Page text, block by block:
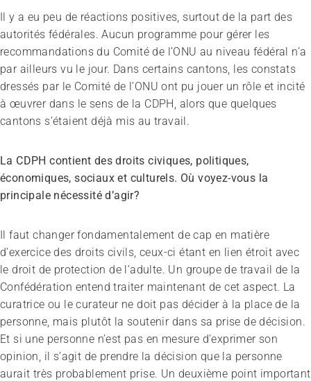
Il y a eu peu de réactions positives, surtout de la part des
autorités fédérales. Aucun programme pour gérer les
recommandations du Comité de l’ONU au niveau fédéral n’a
par ailleurs vu le jour. Dans certains cantons, les constats
dressés par le Comité de l’ONU ont pu jouer un rôle et incité
à œuvrer dans le sens de la CDPH, alors que quelques
cantons s’étaient déjà mis au travail.
La CDPH contient des droits civiques, politiques,
économiques, sociaux et culturels. Où voyez-vous la
principale nécessité d’agir?
Il faut changer fondamentalement de cap en matière
d’exercice des droits civils, ceux-ci étant en lien étroit avec
le droit de protection de l’adulte. Un groupe de travail de la
Confédération entend traiter maintenant de cet aspect. La
curatrice ou le curateur ne doit pas décider à la place de la
personne, mais plutôt la soutenir dans sa prise de décision.
Et si une personne n’est pas en mesure d’exprimer son
opinion, il s’agit de prendre la décision que la personne
aurait très probablement prise. Un deuxième point important